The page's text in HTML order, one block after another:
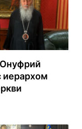
иерархом